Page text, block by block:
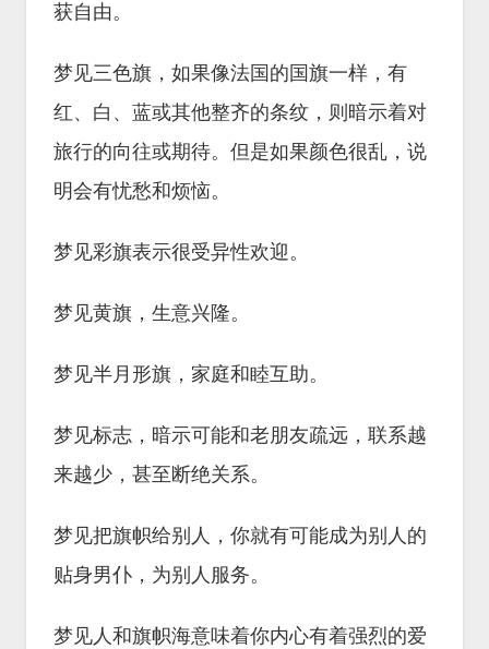
获自由。
梦见三色旗，如果像法国的国旗一样，有
红、白、蓝或其他整齐的条纹，则暗示着对
旅行的向往或期待。但是如果颜色很乱，说
明会有忧愁和烦恼。
梦见彩旗表示很受异性欢迎。
梦见黄旗，生意兴隆。
梦见半月形旗，家庭和睦互助。
梦见标志，暗示可能和老朋友疏远，联系越
来越少，甚至断绝关系。
梦见把旗帜给别人，你就有可能成为别人的
贴身男仆，为别人服务。
梦见人和旗帜海意味着你内心有着强烈的爱